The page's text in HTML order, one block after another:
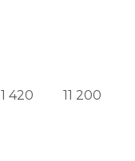
1 420 11 200